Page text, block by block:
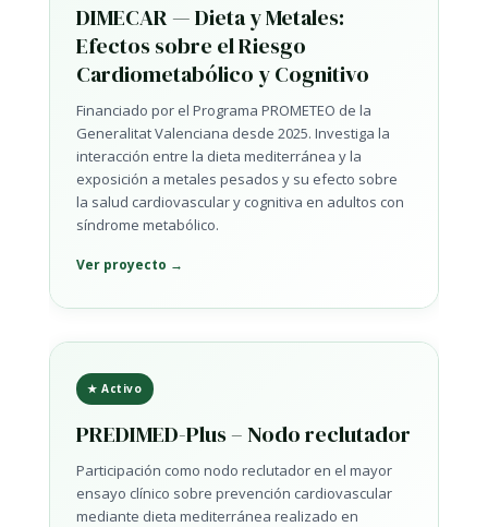
DIMECAR — Dieta y Metales:
Efectos sobre el Riesgo
Cardiometabólico y Cognitivo
Financiado por el Programa PROMETEO de la
Generalitat Valenciana desde 2025. Investiga la
interacción entre la dieta mediterránea y la
exposición a metales pesados y su efecto sobre
la salud cardiovascular y cognitiva en adultos con
síndrome metabólico.
Ver proyecto →
★ Activo
PREDIMED-Plus – Nodo reclutador
Participación como nodo reclutador en el mayor
ensayo clínico sobre prevención cardiovascular
mediante dieta mediterránea realizado en